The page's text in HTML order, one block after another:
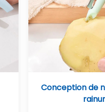
Conception de